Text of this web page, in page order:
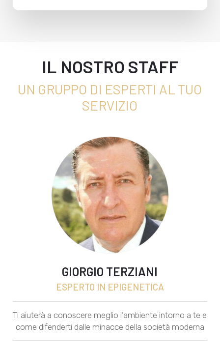
IL NOSTRO STAFF
UN GRUPPO DI ESPERTI AL TUO
SERVIZIO
GIORGIO TERZIANI
ESPERTO IN EPIGENETICA
Ti aiuterà a conoscere meglio l’ambiente intorno a te e
come difenderti dalle minacce della società moderna